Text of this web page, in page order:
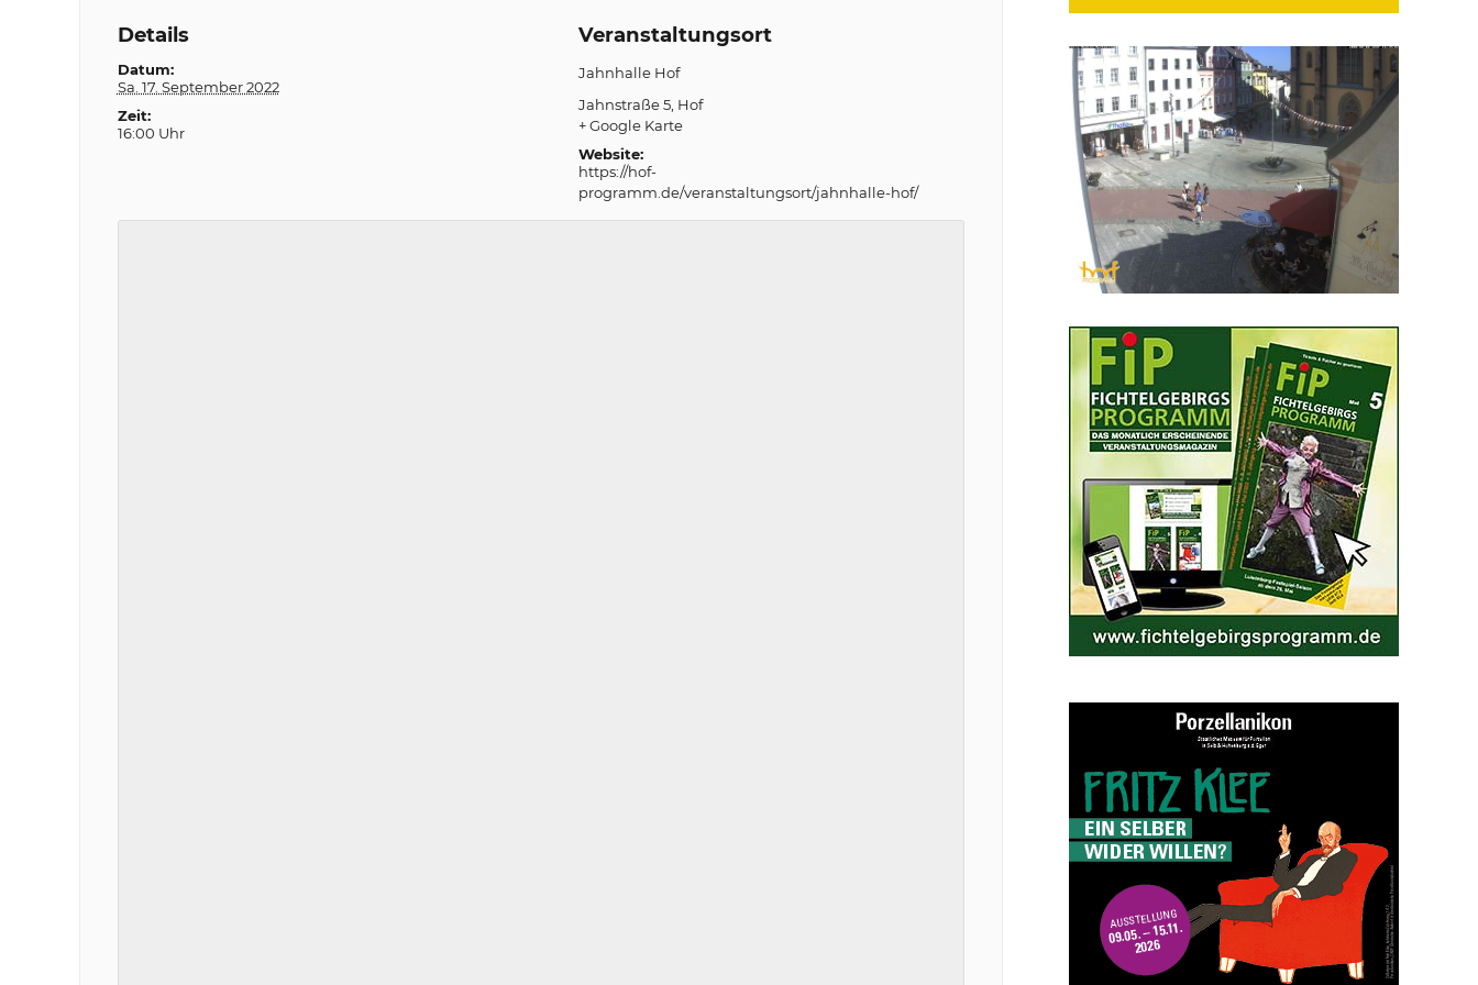
Details
Datum:
Sa. 17. September 2022
Zeit:
16:00 Uhr
Veranstaltungsort
Jahnhalle Hof
Jahnstraße 5 Hof
+ Google Karte
Website:
https://hof-
programm.de/veranstaltungsort/jahnhalle-hof/